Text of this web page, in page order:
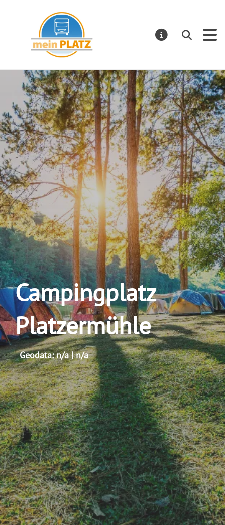
Suchen
Campingplatz
Platzermühle
Geodata: n/a | n/a